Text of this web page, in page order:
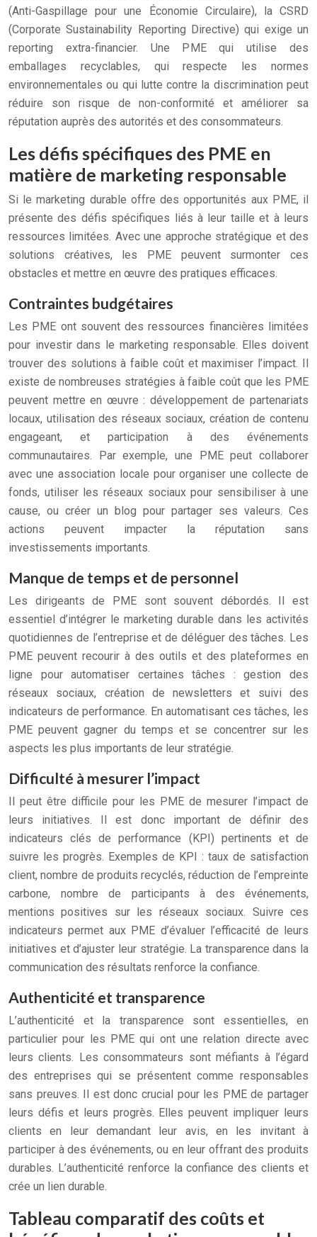
(Anti-Gaspillage pour une Économie Circulaire), la CSRD
(Corporate Sustainability Reporting Directive) qui exige un
reporting extra-financier. Une PME qui utilise des
emballages recyclables, qui respecte les normes
environnementales ou qui lutte contre la discrimination peut
réduire son risque de non-conformité et améliorer sa
réputation auprès des autorités et des consommateurs.
Les défis spécifiques des PME en
matière de marketing responsable
Si le marketing durable offre des opportunités aux PME, il
présente des défis spécifiques liés à leur taille et à leurs
ressources limitées. Avec une approche stratégique et des
solutions créatives, les PME peuvent surmonter ces
obstacles et mettre en œuvre des pratiques efficaces.
Contraintes budgétaires
Les PME ont souvent des ressources financières limitées
pour investir dans le marketing responsable. Elles doivent
trouver des solutions à faible coût et maximiser l’impact. Il
existe de nombreuses stratégies à faible coût que les PME
peuvent mettre en œuvre : développement de partenariats
locaux, utilisation des réseaux sociaux, création de contenu
engageant, et participation à des événements
communautaires. Par exemple, une PME peut collaborer
avec une association locale pour organiser une collecte de
fonds, utiliser les réseaux sociaux pour sensibiliser à une
cause, ou créer un blog pour partager ses valeurs. Ces
actions peuvent impacter la réputation sans
investissements importants.
Manque de temps et de personnel
Les dirigeants de PME sont souvent débordés. Il est
essentiel d’intégrer le marketing durable dans les activités
quotidiennes de l’entreprise et de déléguer des tâches. Les
PME peuvent recourir à des outils et des plateformes en
ligne pour automatiser certaines tâches : gestion des
réseaux sociaux, création de newsletters et suivi des
indicateurs de performance. En automatisant ces tâches, les
PME peuvent gagner du temps et se concentrer sur les
aspects les plus importants de leur stratégie.
Difficulté à mesurer l’impact
Il peut être difficile pour les PME de mesurer l’impact de
leurs initiatives. Il est donc important de définir des
indicateurs clés de performance (KPI) pertinents et de
suivre les progrès. Exemples de KPI : taux de satisfaction
client, nombre de produits recyclés, réduction de l’empreinte
carbone, nombre de participants à des événements,
mentions positives sur les réseaux sociaux. Suivre ces
indicateurs permet aux PME d’évaluer l’efficacité de leurs
initiatives et d’ajuster leur stratégie. La transparence dans la
communication des résultats renforce la confiance.
Authenticité et transparence
L’authenticité et la transparence sont essentielles, en
particulier pour les PME qui ont une relation directe avec
leurs clients. Les consommateurs sont méfiants à l’égard
des entreprises qui se présentent comme responsables
sans preuves. Il est donc crucial pour les PME de partager
leurs défis et leurs progrès. Elles peuvent impliquer leurs
clients en leur demandant leur avis, en les invitant à
participer à des événements, ou en leur offrant des produits
durables. L’authenticité renforce la confiance des clients et
crée un lien durable.
Tableau comparatif des coûts et